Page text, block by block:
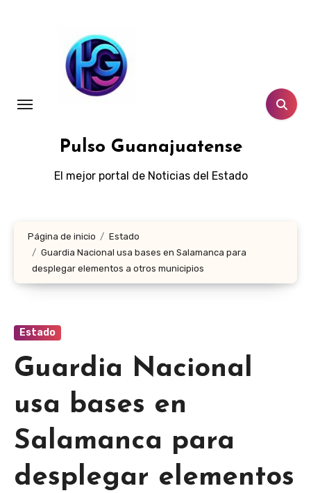
Pulso Guanajuatense
El mejor portal de Noticias del Estado
Página de inicio
Estado
Guardia Nacional usa bases en Salamanca para
desplegar elementos a otros municipios
Estado
Guardia Nacional
usa bases en
Salamanca para
desplegar elementos